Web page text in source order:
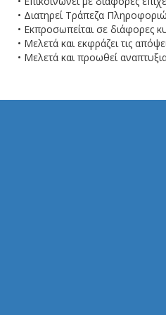
• Διατηρεί Τράπεζα
• Εκπροσωπείται σε διάφορες
• Μελετά και εκφράζει τις
• Μελετά και προωθεί